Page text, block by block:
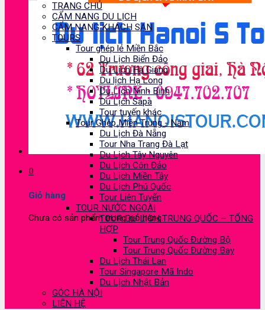
0
Giỏ hàng
Chưa có sản phẩm trong giỏ hàng.
TRANG CHỦ
CẨM NANG DU LỊCH
CẨM NANG KHÁCH SẠN
TOURS
Tour ghép lẻ Miền Bắc
Du Lịch Biển Đảo
Du Lịch Hà Giang
Du lịch Hạ Long
Du Lịch Ninh Bình
Du Lịch Sapa
Tour tuyến khác
Tour Ghép Miền Trung - Nam
Du Lịch Đà Nẵng
Tour Nha Trang Đà Lạt
Du Lịch Tây Nguyên
Du Lịch Côn Đảo
Du Lịch Miền Tây
Du Lịch Phú Quốc
Tour Liên Tuyến
TOUR NƯỚC NGOÀI
TOUR DU LỊCH TRUNG QUỐC – TỔNG
HỢP
Tour Trung Quốc Đường Bộ
Tour Trung Quốc Đường Bay
Du Lịch Thái Lan
Tour Singapore Mã Indo
Du Lịch Nhật Bản
GÓC HÀ NỘI
LIÊN HỆ